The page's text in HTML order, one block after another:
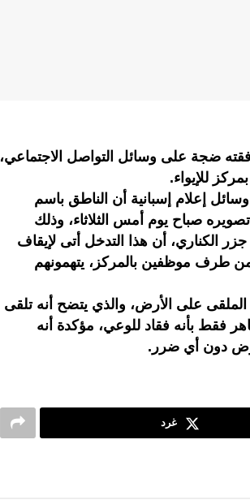
ضجة على وسائل التواصل الاجتماعي،
للإيواء.
إعلام إسبانية أن الناطق باسم
صباح يوم أمس الثلاثاء، وذلك
الكناري، أن هذا التدخل أتى لإيقاف
من طرف موظفين بالمركز، يتهمونهم
على الأرض، والذي يتضح أنه تلقى
فقط بأنه فقاد للوعي، مؤكدة أنه
دون أي ضرر.
غرد